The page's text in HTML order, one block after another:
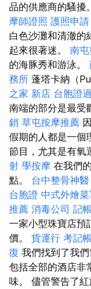
品的供應商的騷擾
摩師證照 護照申請
白色沙灘和清澈的
起來很著迷。 南
的海豚秀和游泳。
務所 蓬塔卡納（
之家 新店 台胞證
南端的部分是最受
銷 草屯按摩推薦
假期的人都是一個
節目，尤其是有氧
射 學按摩 在我們
點。 台中整骨神醫
台胞證 中式外燴
推薦 消毒公司 記
一家小型珠寶店預
價。 貨運行 考記
復 我們找到了我們
包括全部的酒店非
味。 儘管警告了